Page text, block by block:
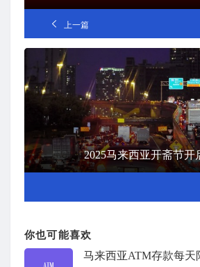
上一篇
2025马来西亚开斋节开
你也可能喜欢
马来西亚ATM存款每天